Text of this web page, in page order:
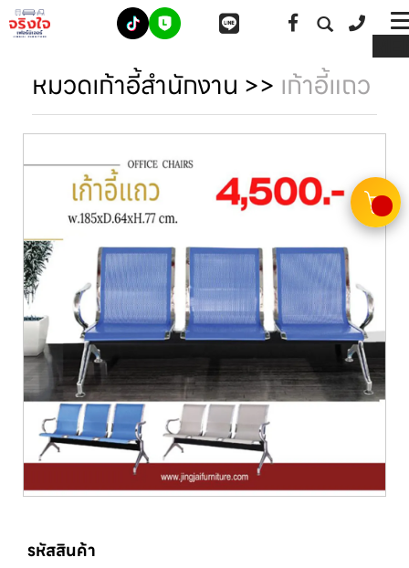
หมวดเก้าอี้สำนักงาน >> เก้าอี้แถว
รหัสสินค้า